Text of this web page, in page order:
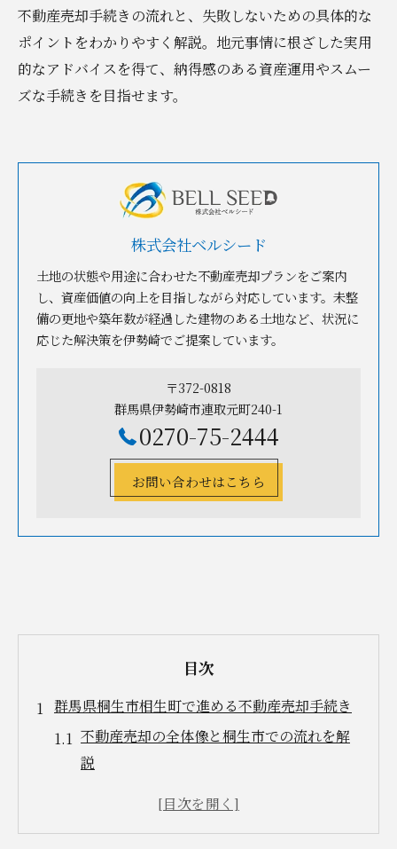
不動産売却手続きの流れと、失敗しないための具体的な
ポイントをわかりやすく解説。地元事情に根ざした実用
的なアドバイスを得て、納得感のある資産運用やスムー
ズな手続きを目指せます。
株式会社ベルシード
土地の状態や用途に合わせた不動産売却プランをご案内
し、資産価値の向上を目指しながら対応しています。未整
備の更地や築年数が経過した建物のある土地など、状況に
応じた解決策を伊勢崎でご提案しています。
〒372-0818
群馬県伊勢崎市連取元町240-1
0270-75-2444
お問い合わせはこちら
目次
群馬県桐生市相生町で進める不動産売却手続き
不動産売却の全体像と桐生市での流れを解
説
相生町での手続きに必要な段取りと注意点